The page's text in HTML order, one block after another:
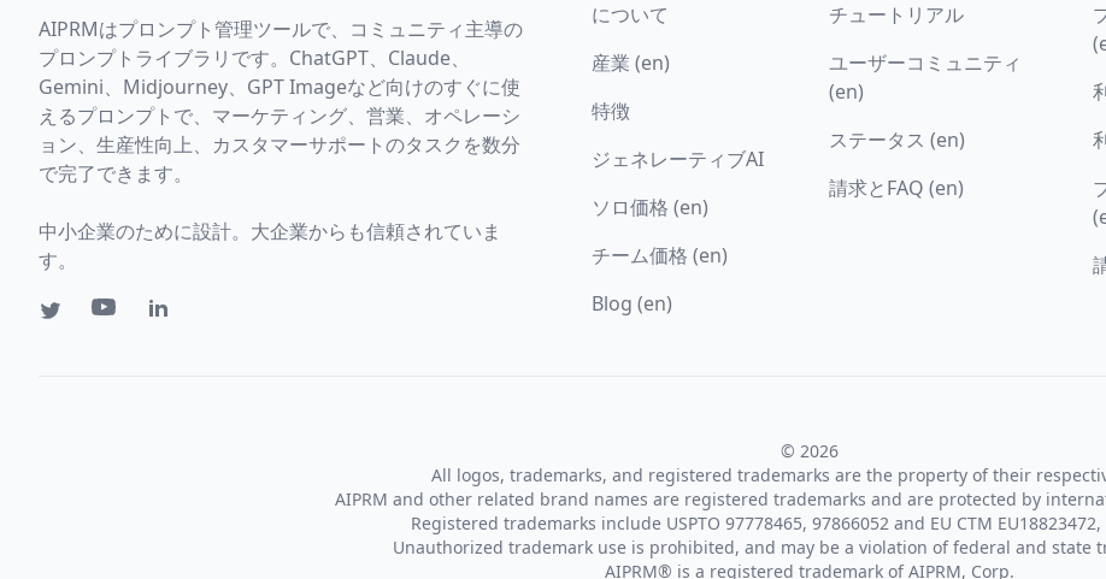
AIPRMはプロンプト管理ツールで、コミュニティ主導の
プロンプトライブラリです。ChatGPT、Claude、
Gemini、Midjourney、GPT Imageなど向けのすぐに使
えるプロンプトで、マーケティング、営業、オペレーシ
ョン、生産性向上、カスタマーサポートのタスクを数分
で完了できます。
中小企業のために設計。大企業からも信頼されていま
す。
について
産業 (en)
特徴
ジェネレーティブAI
ソロ価格 (en)
チーム価格 (en)
Blog (en)
チュートリアル
ユーザーコミュニティ
(en)
ステータス (en)
請求とFAQ (en)
© 2026
All logos, trademarks, and registered trademarks are the property of their
AIPRM and other related brand names are registered trademarks and are protected by
Registered trademarks include USPTO 97778465, 97866052 and EU CTM EU18823472,
Unauthorized trademark use is prohibited, and may be a violation of federal and state
AIPRM® is a registered trademark of AIPRM, Corp.